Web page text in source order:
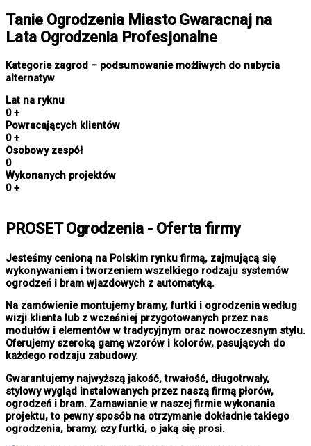
Tanie Ogrodzenia MiastoGwaracnaj na
Lata Ogrodzenia Profesjonalne
Kategorie zagrod – podsumowanie możliwych do nabycia
alternatyw
Lat na ryknu
0 +
Powracających klientów
0 +
Osobowy zespół
0
Wykonanych projektów
0 +
PROSET Ogrodzenia - Oferta firmy
Jesteśmy cenioną na Polskim rynku firmą, zajmującą się
wykonywaniem i tworzeniem wszelkiego rodzaju systemów
ogrodzeń i bram wjazdowych z automatyką.
Na zamówienie montujemy bramy, furtki i ogrodzenia według
wizji klienta lub z wcześniej przygotowanych przez nas
modułów i elementów w tradycyjnym oraz nowoczesnym stylu.
Oferujemy szeroką gamę wzorów i kolorów, pasujących do
każdego rodzaju zabudowy.
Gwarantujemy najwyższą jakość, trwałość, długotrwały,
stylowy wygląd instalowanych przez naszą firmą płorów,
ogrodzeń i bram. Zamawianie w naszej firmie wykonania
projektu, to pewny sposób na otrzymanie dokładnie takiego
ogrodzenia, bramy, czy furtki, o jaką się prosi.